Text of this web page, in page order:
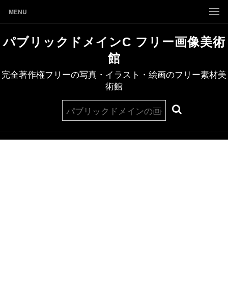
MENU
パブリックドメインC フリー画像美術
館
完全著作権フリーの写真・イラスト・絵画のフリー素材美
術館